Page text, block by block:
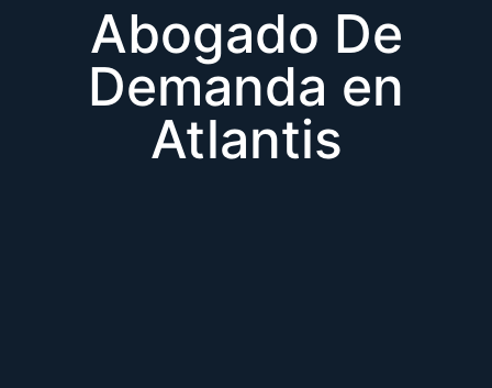
Abogado De
Demanda en
Atlantis